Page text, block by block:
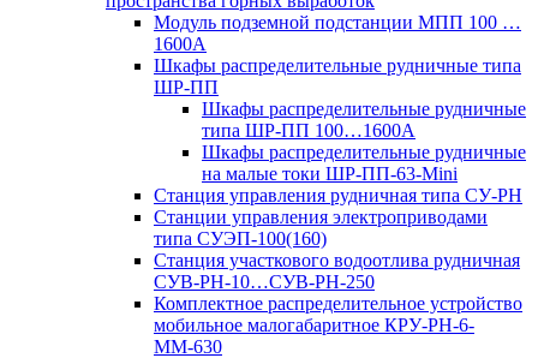
Модуль подземной подстанции МПП 100 …
1600А
Шкафы распределительные рудничные типа
ШР-ПП
Шкафы распределительные рудничные
типа ШР-ПП 100…1600А
Шкафы распределительные рудничные
на малые токи ШР-ПП-63-Mini
Станция управления рудничная типа СУ-РН
Станции управления электроприводами
типа СУЭП-100(160)
Станция участкового водоотлива рудничная
СУВ-РН-10…СУВ-РН-250
Комплектное распределительное устройство
мобильное малогабаритное КРУ-РН-6-
ММ-630